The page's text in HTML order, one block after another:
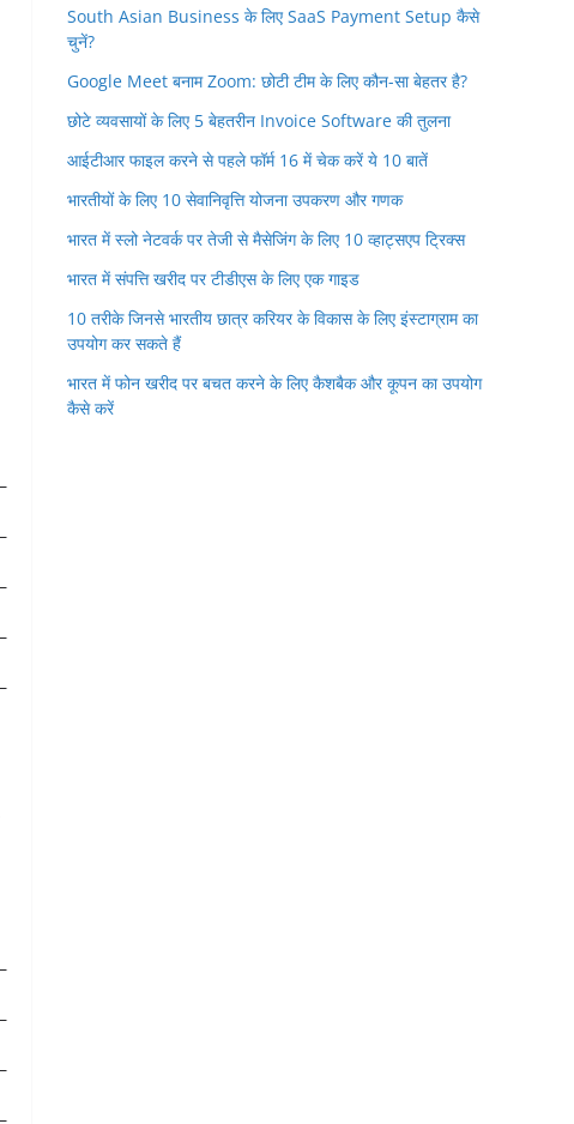
South Asian Business के लिए SaaS Payment Setup कैसे
चुनें?
Google Meet बनाम Zoom: छोटी टीम के लिए कौन-सा बेहतर है?
छोटे व्यवसायों के लिए 5 बेहतरीन Invoice Software की तुलना
आईटीआर फाइल करने से पहले फॉर्म 16 में चेक करें ये 10 बातें
भारतीयों के लिए 10 सेवानिवृत्ति योजना उपकरण और गणक
भारत में स्लो नेटवर्क पर तेजी से मैसेजिंग के लिए 10 व्हाट्सएप ट्रिक्स
भारत में संपत्ति खरीद पर टीडीएस के लिए एक गाइड
10 तरीके जिनसे भारतीय छात्र करियर के विकास के लिए इंस्टाग्राम का
उपयोग कर सकते हैं
भारत में फोन खरीद पर बचत करने के लिए कैशबैक और कूपन का उपयोग
कैसे करें